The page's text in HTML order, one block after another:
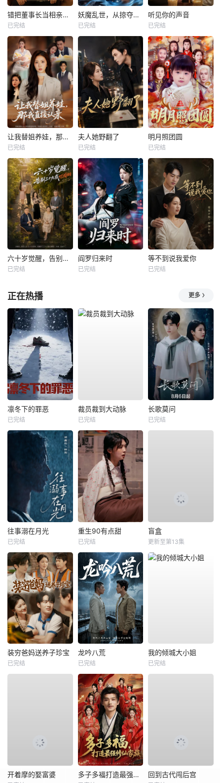
错把董事长当相亲对象
已完结
妖魔乱世，从掠夺词条开始崛起
已完结
听见你的声音
已完结
让我替姐养娃，那我直接认亲
已完结
夫人她野翻了
已完结
明月照团圆
已完结
六十岁觉醒，告别三十九载烂婚姻
已完结
阎罗归来时
已完结
等不到说我爱你
已完结
正在热播 更多
凛冬下的罪恶
已完结
裁员裁到大动脉
已完结
长歌莫问
已完结
往事溺在月光
已完结
重生90有点甜
已完结
盲盒
更新至第13集
装穷爸妈送养子珍宝
已完结
龙吟八荒
已完结
我的倾城大小姐
已完结
开着摩的娶富婆 多子多福打造最强修仙家族 回到古代闯后宫